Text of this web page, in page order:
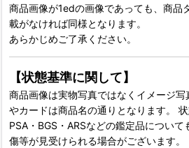
商品画像が1edの画像であっても、商品
載がなければ同様となります。
あらかじめご了承ください。
【状態基準に関して】
商品画像は実物写真ではなくイメージ
やカードは商品名の通りとなります。
PSA・BGS・ARSなどの鑑定品につい
傷等が見受けられる場合がございます